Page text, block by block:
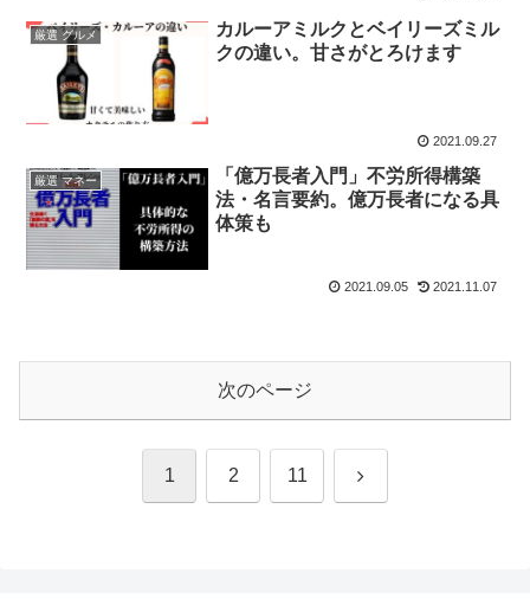
厳選 グルメ
カルーアミルクとベイリーズミル
クの違い。甘さがとろけます
2021.09.27
厳選 マネー
「億万長者入門」不労所得構築
法・名言要約。億万長者になる具
体策も
2021.09.05 2021.11.07
次のページ
1 2 11 次